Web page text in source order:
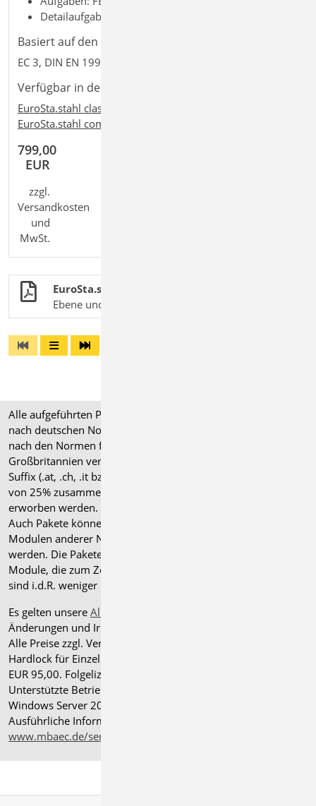
Detailaufgaben: Berechnungsmodell SE; 2D Stabwerk
Basiert auf den Normen:
EC 3, DIN EN 1993-1-1:2010-12
Verfügbar in den Paketen:
EuroSta.stahl classic
EuroSta.stahl comfort
799,00
EUR
zzgl.
Versandkosten
und
MwSt.
EuroSta.stahl
Ebene und räumliche Stabtragwerke aus Stahl
Alle aufgeführten Preise verstehen sich für Module/Pakete
nach deutschen Normgrundlagen (".de"). Module, die auch
nach den Normen für Österreich, Schweiz, Italien und
Großbritannien verfügbar sind, tragen ein entsprechendes
Suffix (.at, .ch, .it bzw. .uk) und können gegen einen Aufpreis
von 25% zusammen mit dem jeweiligen ".de"-Modul
erworben werden.
Auch Pakete können gegen einen Aufpreis von 25% mit
Modulen anderer Normen (.at, .ch, .it bzw. .uk) erweitert
werden. Die Paketerweiterung umfasst alle entsprechenden
Module, die zum Zeitpunkt des Kaufs verfügbar sind. Das
sind i.d.R. weniger Module als nach deutscher Norm.
Es gelten unsere Allgemeinen Geschäftsbedingungen
Änderungen und Irrtümer vorbehalten.
Alle Preise zzgl. Versandkosten und gesetzlicher MwSt.
Hardlock für Einzelplatzlizenz, je Arbeitsplatz erforderlich
EUR 95,00. Folgelizenz-/Netzwerkbedingungen auf Anfrage.
Unterstützte Betriebssysteme: Windows
Windows Server 2025 mit Windows Terminal Server.
Ausführliche Informationen auf
www.mbaec.de/service/systemvoraussetzungen